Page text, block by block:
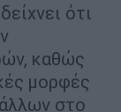
ότι
καθώς
μορφές
στο